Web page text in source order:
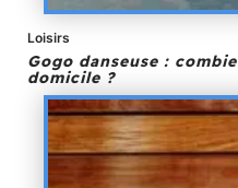
Loisirs
Gogo danseuse :
domicile ?